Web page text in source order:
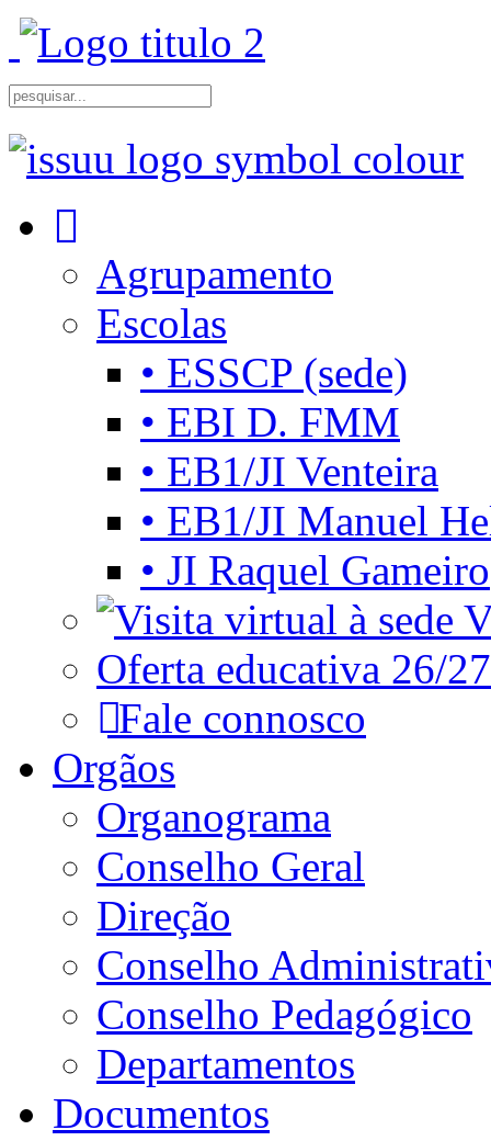
Agrupamento
Escolas
• ESSCP (sede)
• EBI D. FMM
• EB1/JI Venteira
• EB1/JI Manuel
• JI Raquel Gameiro
Oferta educativa 26/27
Fale connosco
Orgãos
Organograma
Conselho Geral
Direção
Conselho
Conselho Pedagógico
Departamentos
Documentos